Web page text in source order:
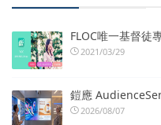
FLOC唯一基督徒
2021/03/29
鎧應
2026/08/07